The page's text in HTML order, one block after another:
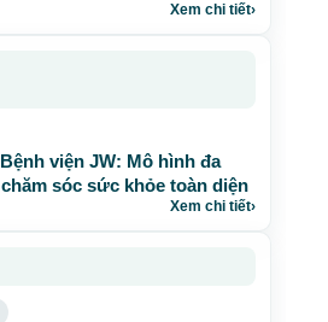
Xem chi tiết›
viện JW: Mô hình đa
sóc sức khỏe toàn diện
Xem chi tiết›